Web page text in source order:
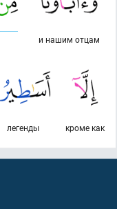
и нашим отцам
кроме как
легенды